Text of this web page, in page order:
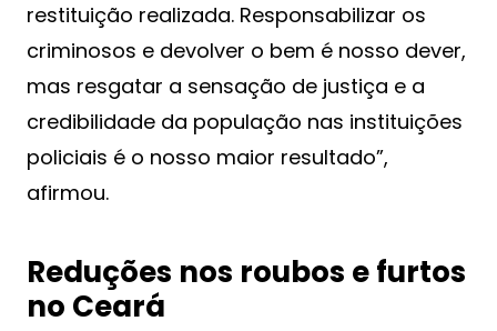
restituição realizada. Responsabilizar os
criminosos e devolver o bem é nosso dever,
mas resgatar a sensação de justiça e a
credibilidade da população nas instituições
policiais é o nosso maior resultado”,
afirmou.
Reduções nos roubos e furtos
no Ceará